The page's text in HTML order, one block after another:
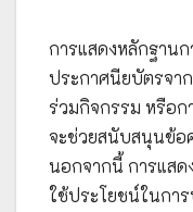
การแสดงหลักฐาน
ประกาศนียบัตรจา
ร่วมกิจกรรม หรือก
จะช่วยสนับสนุนข้อ
นอกจากนี้ การแสด
ใช้ประโยชน์ในกา